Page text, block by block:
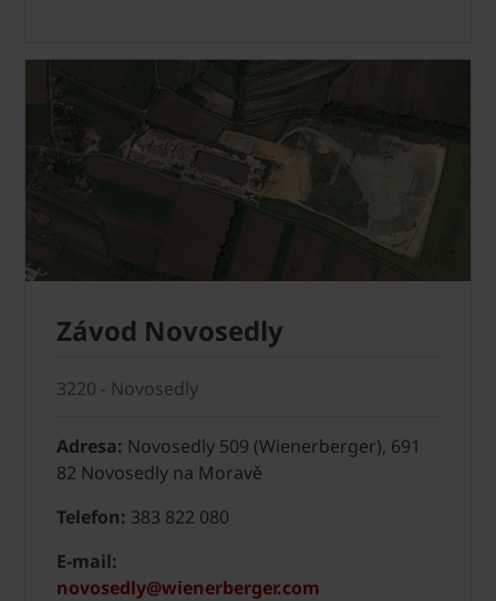
Závod Novosedly
3220 - Novosedly
Adresa: Novosedly 509 (Wienerberger), 691
82 Novosedly na Moravě
Telefon: 383 822 080
E-mail:
novosedly@wienerberger.com